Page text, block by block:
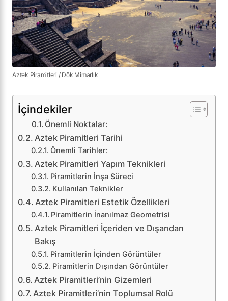
Aztek Piramitleri / Dök Mimarlık
İçindekiler
Önemli Noktalar:
Aztek Piramitleri Tarihi
Önemli Tarihler:
Aztek Piramitleri Yapım Teknikleri
Piramitlerin İnşa Süreci
Kullanılan Teknikler
Aztek Piramitleri Estetik Özellikleri
Piramitlerin İnanılmaz Geometrisi
Aztek Piramitleri İçeriden ve Dışarıdan
Bakış
Piramitlerin İçinden Görüntüler
Piramitlerin Dışından Görüntüler
Aztek Piramitleri’nin Gizemleri
Aztek Piramitleri’nin Toplumsal Rolü